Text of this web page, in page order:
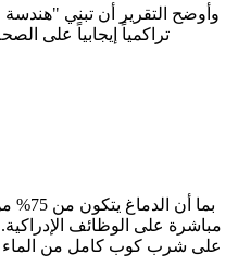
​وأوضح التقرير أن تبني "هندسة
​بما أن
مباشرة على الوظائف
على شرب كوب كامل من الماء